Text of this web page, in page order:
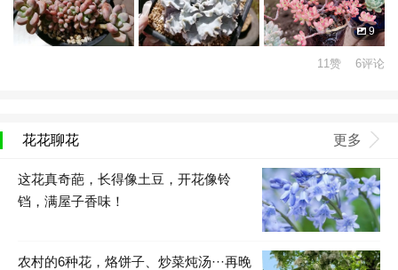
9
11赞 6评论
花花聊花 更多
这花真奇葩，长得像土豆，开花像铃
铛，满屋子香味！
农村的6种花，烙饼子、炒菜炖汤···再晚